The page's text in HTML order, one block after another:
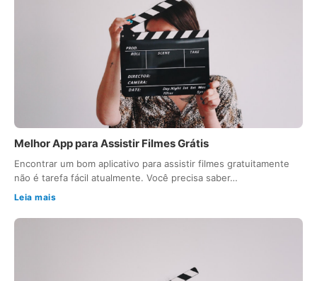
Melhor App para Assistir Filmes Grátis
Encontrar um bom aplicativo para assistir filmes gratuitamente
não é tarefa fácil atualmente. Você precisa saber…
Leia mais